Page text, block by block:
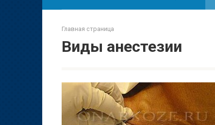
Главная страница
Виды анестезии